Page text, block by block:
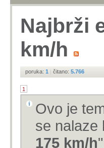
Najbrži
km/h
poruka: 1 | čitano: 5.766
1
Ovo je
se nalaze
175 km/h